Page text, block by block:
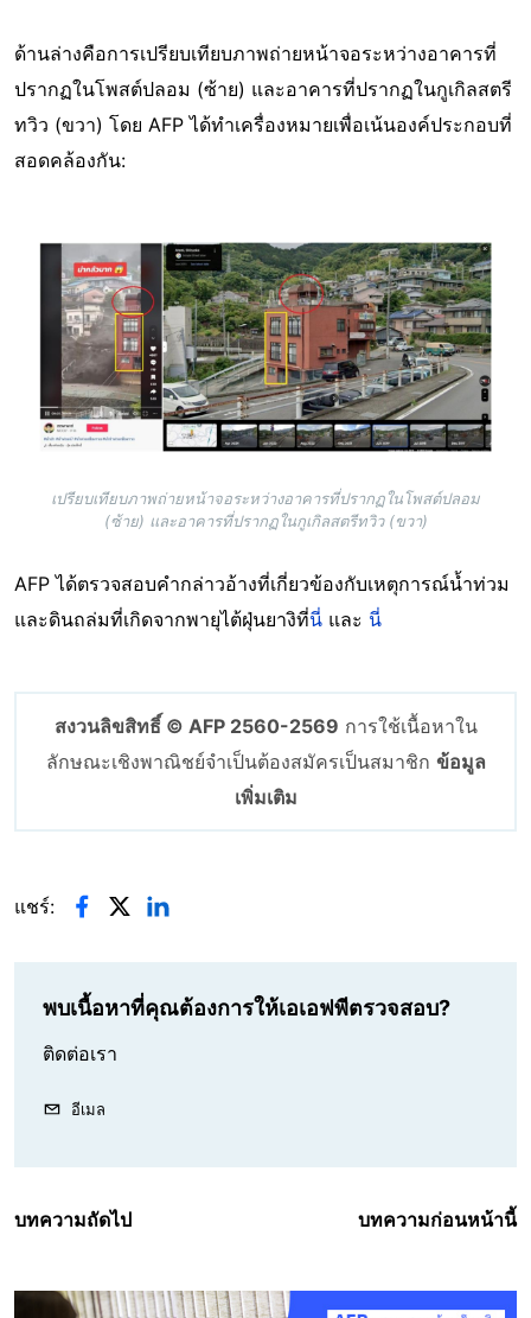
ด้านล่างคือการเปรียบเทียบภาพถ่ายหน้าจอระหว่างอาคารที่
ปรากฏในโพสต์ปลอม (ซ้าย) และอาคารที่ปรากฏในกูเกิลสตรี
ทวิว (ขวา) โดย AFP ได้ทำเครื่องหมายเพื่อเน้นองค์ประกอบที่
สอดคล้องกัน:
Image
เปรียบเทียบภาพถ่ายหน้าจอระหว่างอาคารที่ปรากฏในโพสต์ปลอม
(ซ้าย) และอาคารที่ปรากฏในกูเกิลสตรีทวิว (ขวา)
AFP ได้ตรวจสอบคำกล่าวอ้างที่เกี่ยวข้องกับเหตุการณ์น้ำท่วม
และดินถล่มที่เกิดจากพายุไต้ฝุ่นยางิที่นี่ และ นี่
สงวนลิขสิทธิ์ © AFP 2560-2569 การใช้เนื้อหาใน
ลักษณะเชิงพาณิชย์จำเป็นต้องสมัครเป็นสมาชิก ข้อมูล
เพิ่มเติม
แชร์:
พบเนื้อหาที่คุณต้องการให้เอเอฟพีตรวจสอบ?
ติดต่อเรา
อีเมล
บทความถัดไป บทความก่อนหน้านี้